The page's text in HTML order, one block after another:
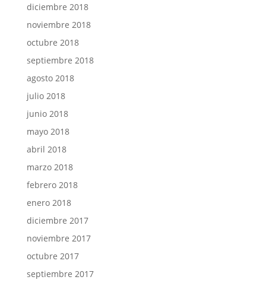
diciembre 2018
noviembre 2018
octubre 2018
septiembre 2018
agosto 2018
julio 2018
junio 2018
mayo 2018
abril 2018
marzo 2018
febrero 2018
enero 2018
diciembre 2017
noviembre 2017
octubre 2017
septiembre 2017